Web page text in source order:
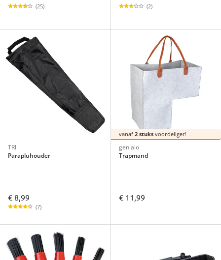
(25)
(2)
TRI
Parapluhouder
€ 8,99
(7)
vanaf 2 stuksvoordeliger!
genialo
Trapmand
€ 11,99